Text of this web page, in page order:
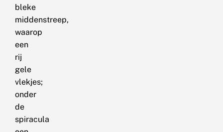
bleke
middenstreep,
waarop
een
rij
gele
vlekjes;
onder
de
spiracula